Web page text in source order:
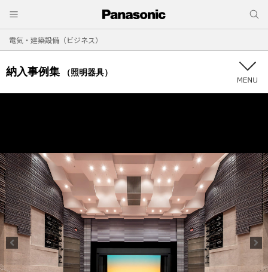
電気・建築設備（ビジネス）
納入事例集 （照明器具）